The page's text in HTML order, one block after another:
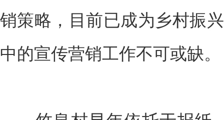
销策略，目前已成为乡村振
中的宣传营销工作不可或缺。